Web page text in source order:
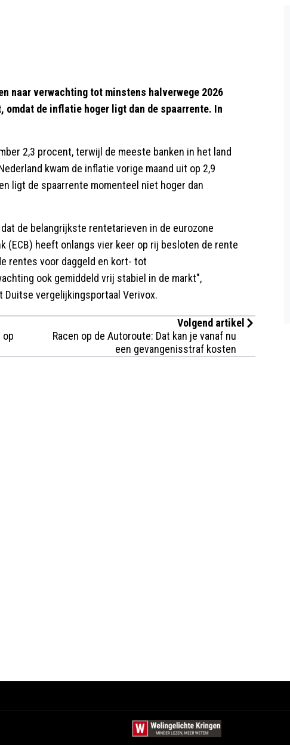
naar verwachting tot minstens halverwege 2026
omdat de inflatie hoger ligt dan de spaarrente. In
2,3 procent, terwijl de meeste banken in het land
kwam de inflatie vorige maand uit op 2,9
ligt de spaarrente momenteel niet hoger dan
de belangrijkste rentetarieven in de eurozone
(ECB) heeft onlangs vier keer op rij besloten de rente
rentes voor daggeld en kort- tot
ook gemiddeld vrij stabiel in de markt",
vergelijkingsportaal Verivox.
op
Volgend artikel
Racen op de Autoroute: Dat kan je vanaf nu
een gevangenisstraf kosten